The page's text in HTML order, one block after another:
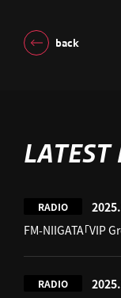
back
LATEST
RADIO
FM-NIIGATA「VIP
RADIO